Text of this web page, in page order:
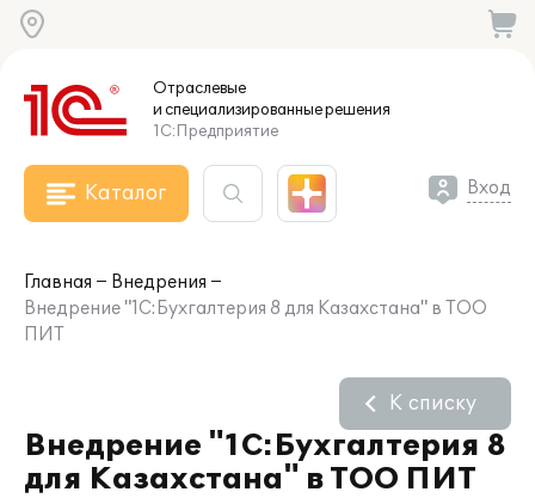
Отраслевые
и специализированныерешения
1С:Предприятие
Каталог Вход
Главная
Внедрения
Внедрение "1С:Бухгалтерия 8 для Казахстана" в ТОО
ПИТ
Внедрение "1С:Бухгалтерия 8
для Казахстана" в ТОО ПИТ
К списку